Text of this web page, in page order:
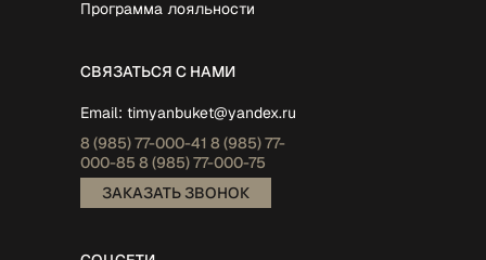
Программа лояльности
СВЯЗАТЬСЯ С НАМИ
Email: timyanbuket@yandex.ru
8 (985)77-000-41 8 (985)77-
000-85 8 (985)77-000-75
ЗАКАЗАТЬ ЗВОНОК